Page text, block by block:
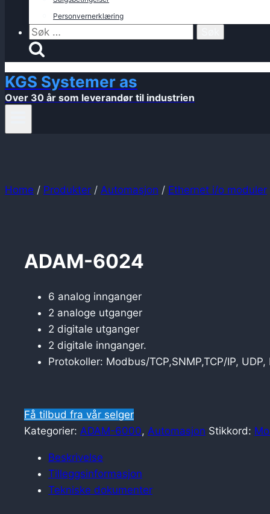
Personvernerklæring
Søk
etter:
KGS Systemer as
Over 30 år som leverandør til industrien
Home / Produkter / Automasjon / Ethernet i/o moduler
ADAM-6024
6 analog innganger
2 analoge utganger
2 digitale utganger
2 digitale innganger.
Protokoller: Modbus/TCP,SNMP,TCP/IP, UDP,
Få tilbud fra vår selger
Kategorier: ADAM-6000, Automasjon Stikkord:
Beskrivelse
Tilleggsinformasjon
Tekniske dokumenter